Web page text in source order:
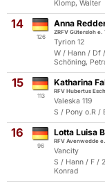
Klomp, Walter
14
126
Anna
ZRFV Gütersloh e.
Tyrion 12
W / Hann / Df
Schöning,
15
113
Katharina
RFV Hubertus
Valeska 119
S / Pony o.R /
16
96
Lotta Luisa
RFV Avenwedde
Vancity
S / Hann / F /
Konrad